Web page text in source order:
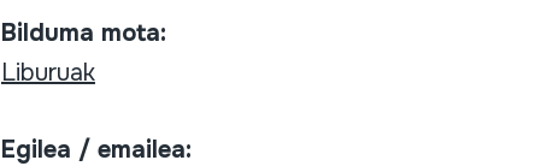
Bilduma mota:
Liburuak
Egilea / emailea: